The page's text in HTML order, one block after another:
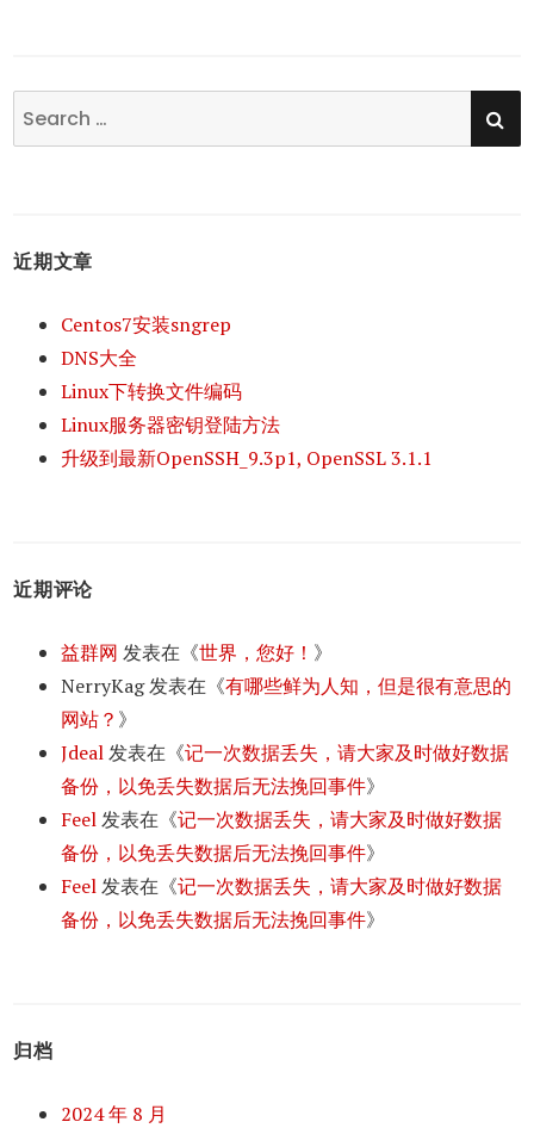
Search
for:
近期文章
Centos7安装sngrep
DNS大全
Linux下转换文件编码
Linux服务器密钥登陆方法
升级到最新OpenSSH_9.3p1, OpenSSL 3.1.1
近期评论
益群网 发表在《世界，您好！ 》
NerryKag发表在《有哪些鲜为人知，但是很有意思的
网站？ 》
Jdeal发表在《记一次数据丢失，请大家及时做好数据
备份，以免丢失数据后无法挽回事件》
Feel发表在《记一次数据丢失，请大家及时做好数据
备份，以免丢失数据后无法挽回事件》
Feel发表在《记一次数据丢失，请大家及时做好数据
备份，以免丢失数据后无法挽回事件》
归档
2024 年 8 月